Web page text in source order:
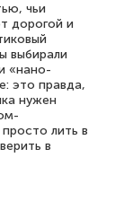
чьи
дорогой и
выбирали
«нано-
это правда,
нужен
лить в
в